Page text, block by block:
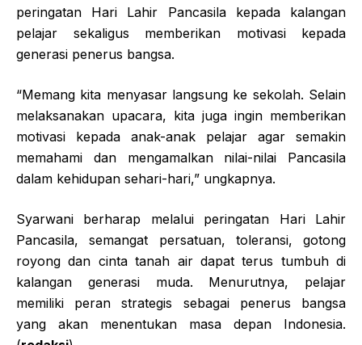
peringatan Hari Lahir Pancasila kepada kalangan
pelajar sekaligus memberikan motivasi kepada
generasi penerus bangsa.
“Memang kita menyasar langsung ke sekolah. Selain
melaksanakan upacara, kita juga ingin memberikan
motivasi kepada anak-anak pelajar agar semakin
memahami dan mengamalkan nilai-nilai Pancasila
dalam kehidupan sehari-hari,” ungkapnya.
Syarwani berharap melalui peringatan Hari Lahir
Pancasila, semangat persatuan, toleransi, gotong
royong dan cinta tanah air dapat terus tumbuh di
kalangan generasi muda. Menurutnya, pelajar
memiliki peran strategis sebagai penerus bangsa
yang akan menentukan masa depan Indonesia.